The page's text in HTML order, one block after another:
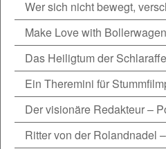
Wer sich nicht bewegt,
Make Love with
Das Heiligtum der
Ein Theremini für
Der visionäre Redakteur –
Ritter von der Rolandnadel